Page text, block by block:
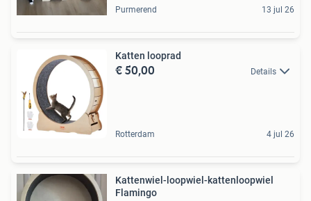
Purmerend 13 jul 26
Katten looprad
€ 50,00 Details
Rotterdam 4 jul 26
Kattenwiel-loopwiel-kattenloopwiel
Flamingo